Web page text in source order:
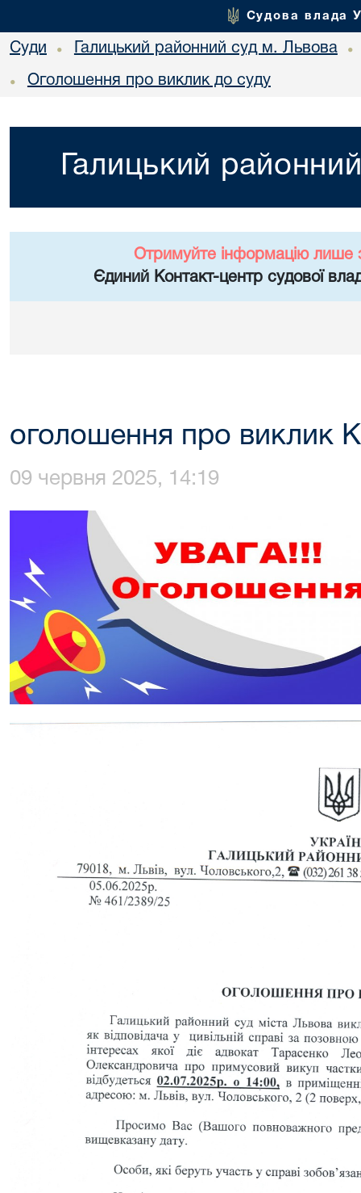
Судова влада
Суди • Галицький районний суд м. Львова •
• Оголошення про виклик до суду
Галицький
Отримуйте інформацію лише
Єдиний Контакт-центр судової
оголошення про виклик
09 червня 2025, 14:19